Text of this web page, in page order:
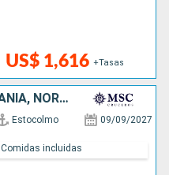
US$ 1,616 +Tasas
SUECIA, DINAMARCA, ALEMANIA, NORUEGA, ISLAS MALVINAS
Estocolmo 09/09/2027
Comidas incluidas